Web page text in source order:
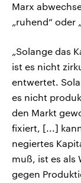
Marx
„ruhend“ oder
„Solange das
ist es nicht
entwertet.
es nicht
den Markt
fixiert, [...]
negiertes
muß, ist es als
gegen